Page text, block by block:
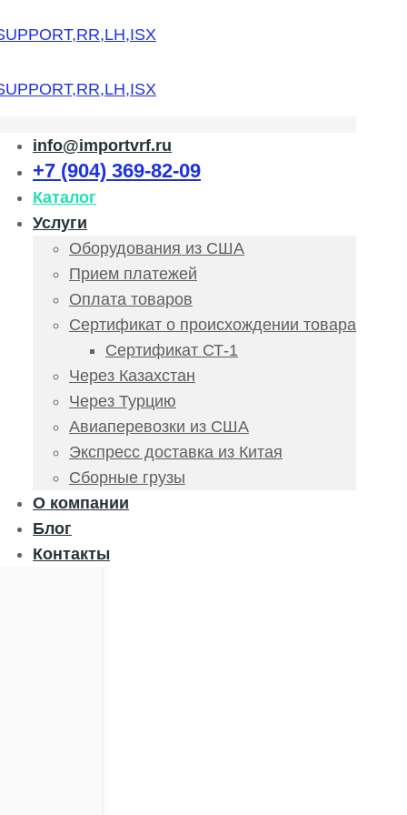
info@importvrf.ru
+7 (904) 369-82-09
Каталог
Услуги
Оборудования из США
Прием платежей
Оплата товаров
Сертификат о происхождении товара
Сертификат СТ-1
Через Казахстан
Через Турцию
Авиаперевозки из США
Экспресс доставка из Китая
Сборные грузы
О компании
Блог
Контакты